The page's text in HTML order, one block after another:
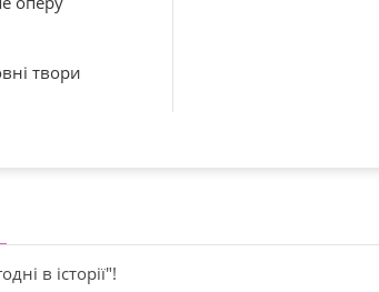
твори
в історії"!